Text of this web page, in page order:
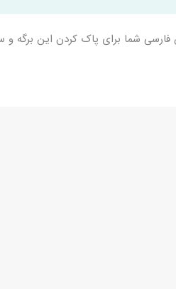
فارسی شما برای پاک کردن این برگه و